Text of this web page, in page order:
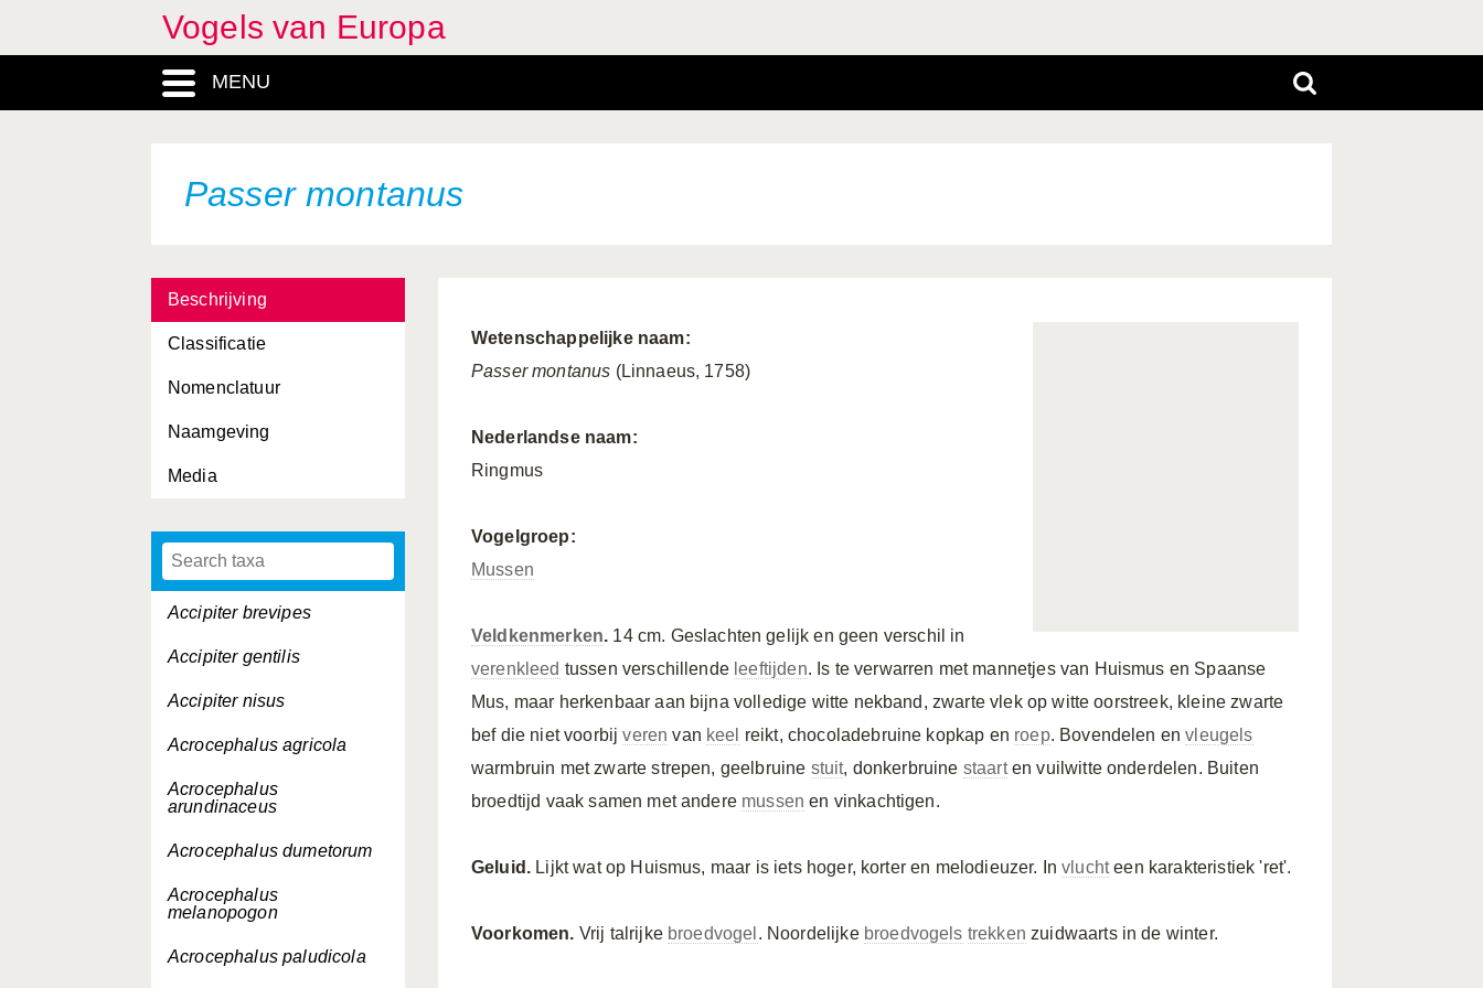
Vogels van Europa
MENU
Passer montanus
Beschrijving
Classificatie
Nomenclatuur
Naamgeving
Media
Accipiter brevipes
Accipiter gentilis
Accipiter nisus
Acrocephalus agricola
Acrocephalus
arundinaceus
Acrocephalus dumetorum
Acrocephalus
melanopogon
Acrocephalus paludicola
Wetenschappelijke naam:
Passer montanus (Linnaeus, 1758)
Nederlandse naam:
Ringmus
Vogelgroep:
Mussen
Veldkenmerken. 14 cm. Geslachten gelijk en geen verschil in
verenkleed tussen verschillende leeftijden. Is te verwarren met mannetjes van Huismus en Spaanse
Mus, maar herkenbaar aan bijna volledige witte nekband, zwarte vlek op witte oorstreek, kleine zwarte
bef die niet voorbijveren van keel reikt, chocoladebruine kopkap en roep. Bovendelen envleugels
warmbruin met zwarte strepen, geelbruine stuit, donkerbruine staarten vuilwitte onderdelen. Buiten
broedtijd vaak samen met andere mussen en vinkachtigen.
Geluid. Lijkt wat op Huismus, maar is iets hoger, korter en melodieuzer. Invluchteen karakteristiek 'ret'.
Voorkomen. Vrij talrijke broedvogel . Noordelijke broedvogels trekken zuidwaarts in de winter.